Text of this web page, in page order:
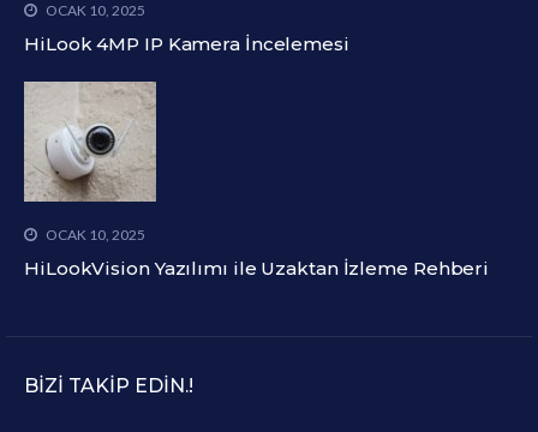
OCAK 10, 2025
HiLook 4MP IP Kamera İncelemesi
OCAK 10, 2025
HiLookVision Yazılımı ile Uzaktan İzleme Rehberi
BIZI TAKIP EDIN.!